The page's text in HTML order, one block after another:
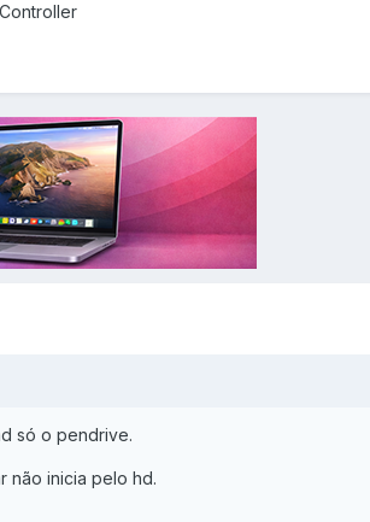
só o pendrive.
não inicia pelo hd.